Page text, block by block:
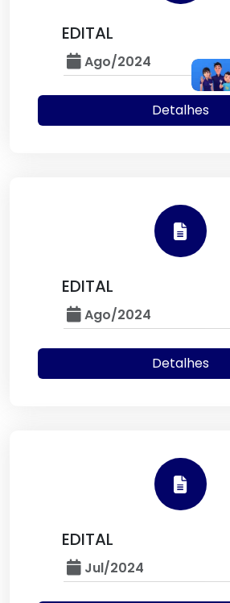
EDITAL
Ago/2024
Detalhes
EDITAL
Ago/2024
Detalhes
EDITAL
Jul/2024